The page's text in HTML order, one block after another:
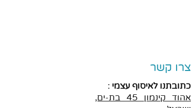
צרו קשר
כתובתנו לאיסוף עצמי :
אהוד
קינמון 45 בת-ים,